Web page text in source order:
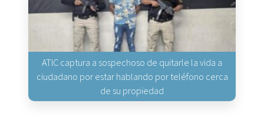
ATIC captura a sospechoso de quitarle la vida a
ciudadano por estar hablando por teléfono cerca
de su propiedad